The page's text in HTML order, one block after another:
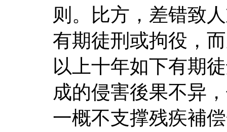
则。比方，差错致
有期徒刑或拘役，
以上十年如下有期
成的侵害後果不异
一概不支撑残疾補